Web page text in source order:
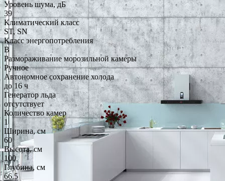
Уровень шума, дБ
39
Климатический класс
ST, SN
Класс энергопотребления
B
Размораживание морозильной камеры
Ручное
Автономное сохранение холода
до 16 ч
Генератор льда
отсутствует
Количество камер
1
Ширина, см
60
Высота, см
100
Глубина, см
66.5